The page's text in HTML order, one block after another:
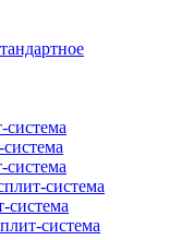
система
система
система
система
система